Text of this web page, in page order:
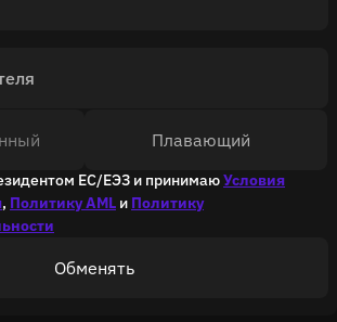
ЕС/ЕЭЗ и принимаюУсловия
, Политику AML и Политику
Плавающий
Обменять